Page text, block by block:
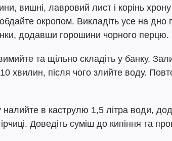
вишні, лавровий лист і корінь
окропом. Викладіть усе на дно
додавши горошини чорного перцю.
та щільно складіть у банку.
хвилин, після чого злийте воду.
в каструлю 1,5 літра води,
Доведіть суміш до кипіння та